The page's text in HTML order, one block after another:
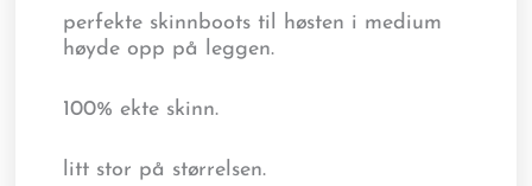
perfekte skinnboots til høsten i medium
høyde opp på leggen.
100% ekte skinn.
litt stor på størrelsen.